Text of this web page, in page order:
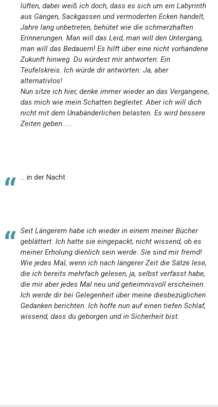
lüften, dabei weiß ich doch, dass es sich um ein Labyrinth
aus Gängen, Sackgassen und vermoderten Ecken handelt,
Jahre lang unbetreten, behütet wie die schmerzhaften
Erinnerungen. Man will das Leid, man will den Untergang,
man will das Bedauern! Es hilft über eine nicht vorhandene
Zukunft hinweg. Du würdest mir antworten: Ein
Teufelskreis. Ich würde dir antworten: Ja, aber
alternativlos!
Nun sitze ich hier, denke immer wieder an das Vergangene,
das mich wie mein Schatten begleitet. Aber ich will dich
nicht mit dem Unabänderlichen belasten. Es wird bessere
Zeiten geben.....
... in der Nacht
Seit Längerem habe ich wieder in einem meiner Bücher
geblättert. Ich hatte sie eingepackt, nicht wissend, ob es
meiner Erholung dienlich sein werde. Sie sind mir fremd!
Wie jedes Mal, wenn ich nach längerer Zeit die Sätze lese,
die ich bereits mehrfach gelesen, ja, selbst verfasst habe,
die mir aber jedes Mal neu und geheimnisvoll erscheinen.
Ich werde dir bei Gelegenheit über meine diesbezüglichen
Gedanken berichten. Ich hoffe nun auf einen tiefen Schlaf,
wissend, dass du geborgen und in Sicherheit bist.